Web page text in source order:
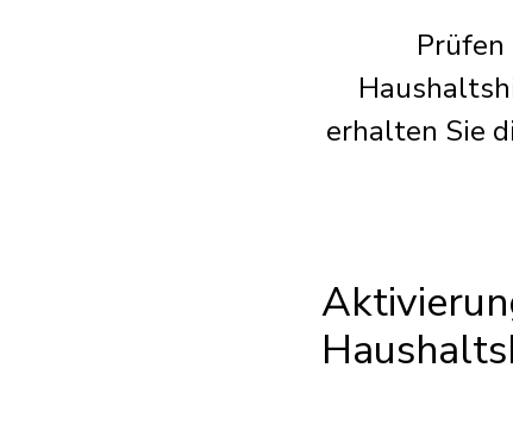
erhalten Sie